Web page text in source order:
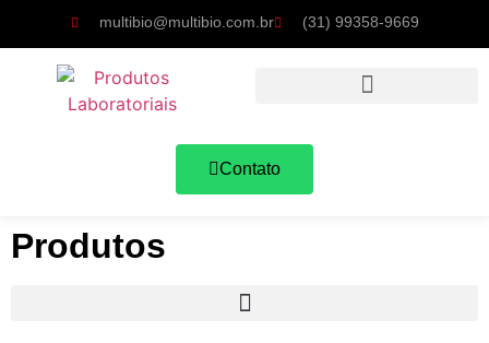
multibio@multibio.com.br (31) 99358-9669
Contato
Produtos